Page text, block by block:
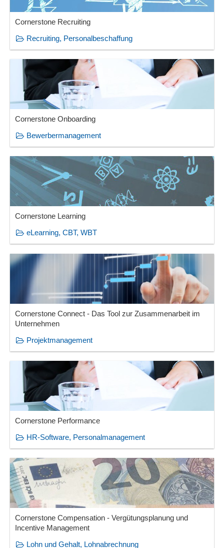
Cornerstone Recruiting
Recruiting, Personalbeschaffung
Cornerstone Onboarding
Bewerbermanagement
Cornerstone Learning
eLearning, CBT, WBT
Cornerstone Connect - Das Tool zur Zusammenarbeit im
Unternehmen
Projektmanagement
Cornerstone Performance
HR-Software, Personalmanagement
Cornerstone Compensation - Vergütungsplanung und
Incentive Management
Lohn und Gehalt, Lohnabrechnung